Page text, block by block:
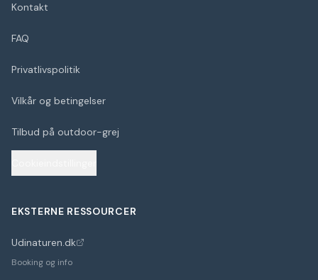
Kontakt
FAQ
Privatlivspolitik
Vilkår og betingelser
Tilbud på outdoor-grej
EKSTERNE RESSOURCER
Udinaturen.dk
(åbner i nyt faneblad)
Booking og info